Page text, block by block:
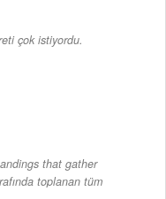
çok istiyordu.
that gather
toplanan tüm